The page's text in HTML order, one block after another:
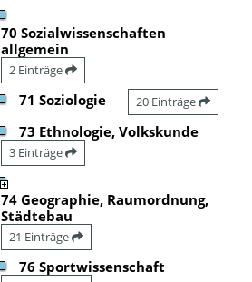
70 Sozialwissenschaften
allgemein
2 Einträge
71 Soziologie 20 Einträge
73 Ethnologie, Volkskunde
3 Einträge
74 Geographie, Raumordnung,
Städtebau
21 Einträge
76 Sportwissenschaft